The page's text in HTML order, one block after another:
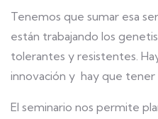
Tenemos que sumar esa
están trabajando los
tolerantes y resistentes.
innovación y hay que tener
El seminario nos permite